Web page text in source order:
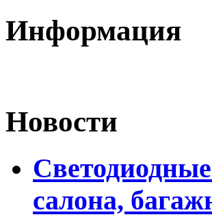
Информация
Новости
салона,